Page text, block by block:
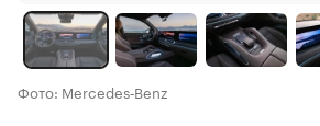
Фото: Mercedes‑Benz